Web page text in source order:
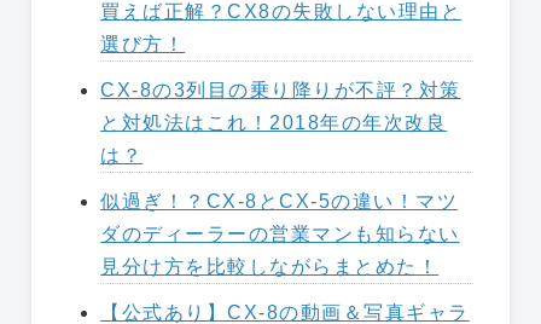
買えば正解？CX8の失敗しない理由と
選び方！
CX-8の3列目の乗り降りが不評？対策
と対処法はこれ！2018年の年次改良
は？
似過ぎ！？CX-8とCX-5の違い！マツ
ダのディーラーの営業マンも知らない
見分け方を比較しながらまとめた！
【公式あり】CX-8の動画＆写真ギャラ